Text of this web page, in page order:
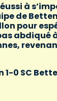
à
de
pour
abdiqué
1-0 SC